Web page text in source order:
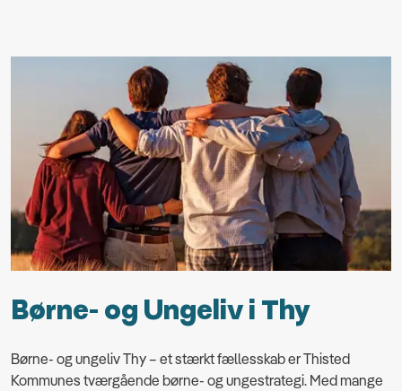
Børne- og Ungeliv i Thy
Børne- og ungeliv Thy– et stærkt fællesskaber Thisted
Kommunes tværgående børne- og ungestrategi. Med mange